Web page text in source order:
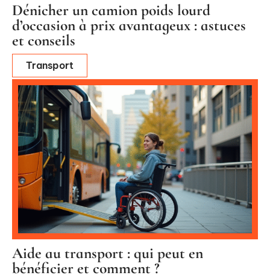
Dénicher un camion poids lourd
d’occasion à prix avantageux : astuces
et conseils
Transport
Aide au transport : qui peut en
bénéficier et comment ?